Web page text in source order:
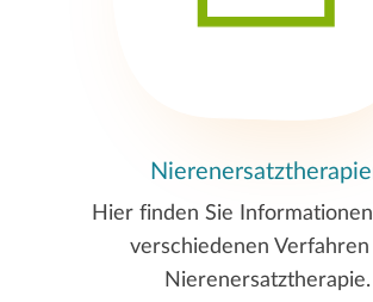
Hier finden Sie
verschiedenen Verfahren
Nierenersatztherapie.